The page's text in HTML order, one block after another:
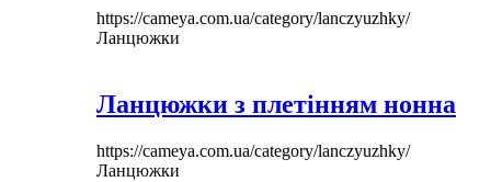
https://cameya.com.ua/category/lanczyuzhky/
Ланцюжки
Ланцюжки з плетінням нонна
https://cameya.com.ua/category/lanczyuzhky/
Ланцюжки